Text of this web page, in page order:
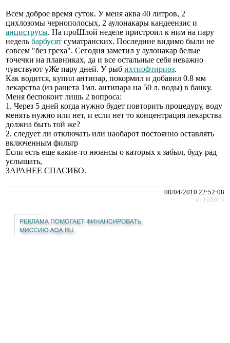
Всем доброе время суток. У меня аква 40 литров, 2
цихлозомы чернополосых, 2 аулонакары кандеензис и
анциструсы. На проШлой неделе пристроил к ним на пару
недель барбусят суматранских. Последние видимо были не
совсем "без греха". Сегодня заметил у аулонакар белые
точечки на плавниках, да и все остальные себя неважно
чувствуют уЖе пару дней. У рыб ихтиофтириоз.
Как водится, купил антипар, покормил и добавил 0.8 мм
лекарства (из ращета 1мл. антипара на 50 л. воды) в банку.
Меня беспокоит лишь 2 вопроса:
1. Через 5 дней когда нужно будет повторить процедуру, воду
менять нужно или нет, и если нет то концентрация лекарства
должна быть той же?
2. следует ли отключать или наобарот постоянно оставлять
включенным фильтр
Если есть еще какие-то нюансы о каторых я забыл, буду рад
услышать,
ЗАРАНЕЕ СПАСИБО.
08/04/2010 22:52:08
#1105013